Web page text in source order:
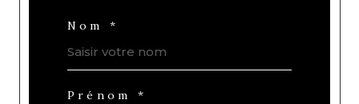
Nom *
Prénom *